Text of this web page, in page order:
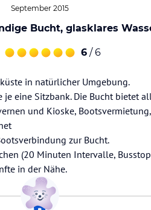
September 2015
Bucht, glasklares
6 / 6
in natürlicher Umgebung.
eine Sitzbank. Die Bucht bietet
und Kioske,
zur Bucht.
(20 Minuten Intervalle,
in der Nähe.